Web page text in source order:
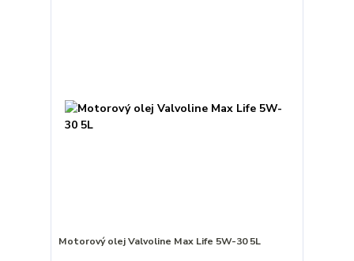
Motorový olej Valvoline Max Life 5W-30 5L